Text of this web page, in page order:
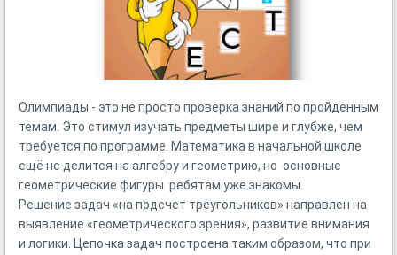
Олимпиады - это не просто проверка знаний по пройденным
темам. Это стимул изучать предметы шире и глубже, чем
требуется по программе. Математика в начальной школе
ещё не делится на алгебру и геометрию, но основные
геометрические фигуры ребятам уже знакомы.
Решение задач «на подсчет треугольников» направлен на
выявление «геометрического зрения», развитие внимания
и логики. Цепочка задач построена таким образом, что при